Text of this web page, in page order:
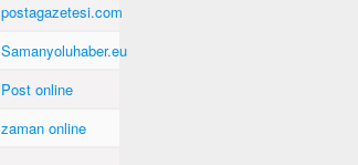
postagazetesi.com
Samanyoluhaber.eu
Post online
zaman online